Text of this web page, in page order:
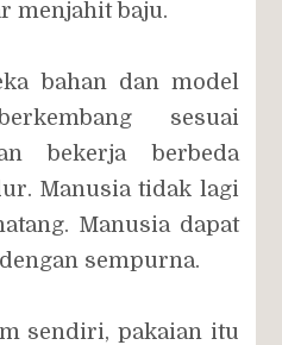
menjahit baju.
bahan dan model
sesuai
bekerja berbeda
Manusia tidak lagi
Manusia dapat
sempurna.
sendiri, pakaian itu